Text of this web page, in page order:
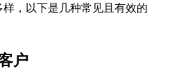
，以下是几种常见且有效的
户